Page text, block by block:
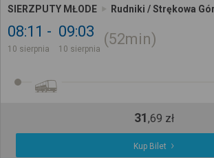
SIERZPUTY MŁODE Rudniki / Strękowa
08:11
10 sierpnia
09:03
10 sierpnia
52min
31,69 zł
Kup Bilet